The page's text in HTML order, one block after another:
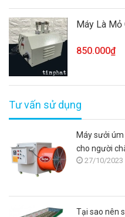
Máy Là Mỏ
850.000₫
Tư vấn sử dụng
Máy sưởi
cho người
27/10/2023
Tại sao nên